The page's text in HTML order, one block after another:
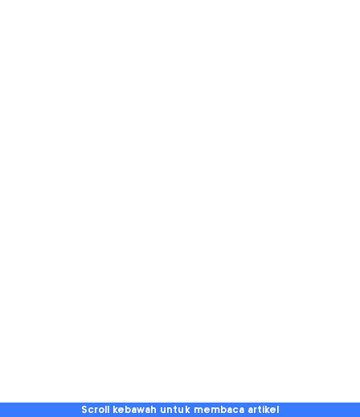
Scroll kebawah untuk membaca artikel